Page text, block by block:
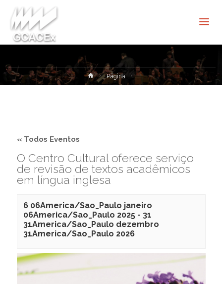
HomePágina
« Todos Eventos
O Centro Cultural oferece serviço
de revisão de textos acadêmicos
em língua inglesa
6 06America/Sao_Paulo janeiro
06America/Sao_Paulo 2025- 31
31America/Sao_Paulo dezembro
31America/Sao_Paulo 2026